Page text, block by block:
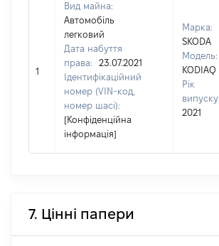
1
Вид майна:
Автомобіль
легковий
Дата набуття
права:
23.07.2021
Ідентифікаційний
номер (VIN-код,
номер шасі):
[Конфіденційна
інформація]
Марка:
SKODA
Модель:
KODIAQ
Рік
випуску:
2021
7. Цінні папери